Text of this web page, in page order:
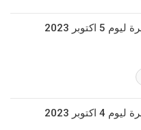
2023
2023